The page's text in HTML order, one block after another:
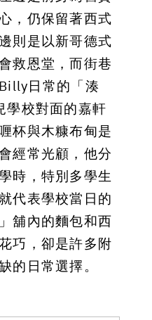
，仍保留著西式
則是以新哥德式
救恩堂，而街巷
日常的「湊
校對面的嘉軒
杯與木糠布甸是
經常光顧，他分
時，特別多學生
代表學校當日的
舖內的麵包和西
巧，卻是許多附
的日常選擇。